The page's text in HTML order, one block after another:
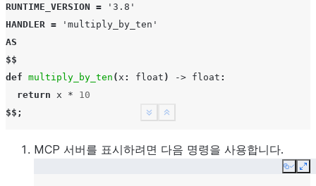
RUNTIME_VERSION =
'3.8'
HANDLER =
'multiply_by_ten'
AS
$$
def multiply_by_ten (x : float ) -> float :
return x *
10
$$;
SHOW FUNCTIONS LIKE 'MULTIPLY_BY_TEN';
Show less
See more
MCP 서버를 표시하려면 다음 명령을 사용합니다.
Copy